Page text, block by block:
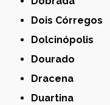
Dois Córregos
Dolcinópolis
Dourado
Dracena
Duartina